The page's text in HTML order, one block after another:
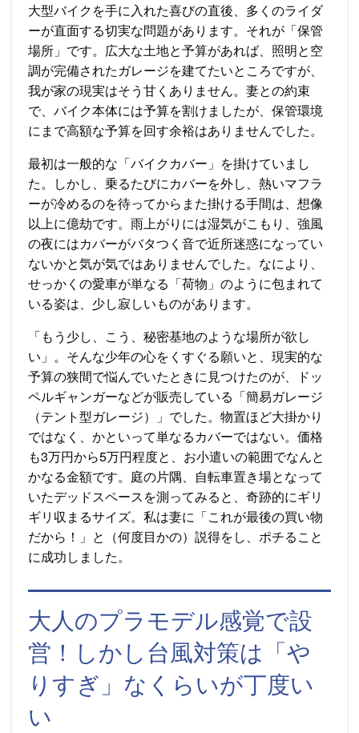
大型バイクを手に入れた喜びの直後、多くのライダ
ーが直面する切実な問題があります。それが「保管
場所」です。広大な土地と予算があれば、照明と空
調が完備されたガレージを建てたいところですが、
我が家の現実はそう甘くありません。妻との約束
で、バイク本体には予算を割けましたが、保管環境
にまで高額な予算を回す余裕はありませんでした。
最初は一般的な「バイクカバー」を掛けていまし
た。しかし、乗るたびにカバーを外し、熱いマフラ
ーが冷めるのを待ってからまた掛ける手間は、想像
以上に億劫です。雨上がりには湿気がこもり、強風
の夜にはカバーがバタつく音で近所迷惑になってい
ないかと気が気ではありませんでした。なにより、
せっかくの愛車が単なる「荷物」のように包まれて
いる姿は、少し寂しいものがあります。
「もう少し、こう、秘密基地のような場所が欲し
い」。そんな少年の心をくすぐる願いと、現実的な
予算の狭間で悩んでいたときに見つけたのが、ドッ
ペルギャンガーなどが販売している「簡易ガレージ
（テント型ガレージ）」でした。物置ほど大掛かり
ではなく、かといって単なるカバーではない。価格
も3万円から5万円程度と、お小遣いの範囲でなんと
かなる金額です。庭の片隅、自転車置き場となって
いたデッドスペースを測ってみると、奇跡的にギリ
ギリ収まるサイズ。私は妻に「これが最後の買い物
だから！」と（何度目かの）説得をし、ポチること
に成功しました。
大人のプラモデル感覚で設
営！しかし台風対策は「や
りすぎ」なくらいが丁度い
い